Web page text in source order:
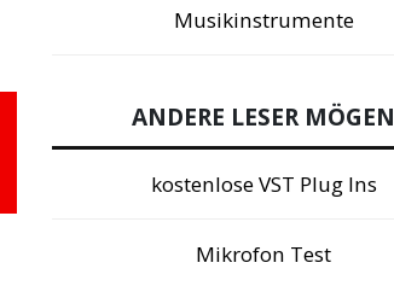
Musikinstrumente
ANDERE LESER MÖGEN
kostenlose VST Plug Ins
Mikrofon Test